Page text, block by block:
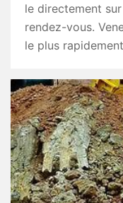
le directement
rendez-vous.
le plus